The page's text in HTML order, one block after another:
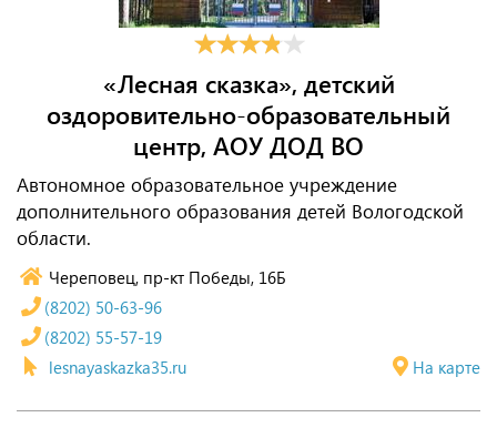
«Лесная сказка», детский
оздоровительно-образовательный
центр, АОУ ДОД ВО
Автономное образовательное учреждение
дополнительного образования детей Вологодской
области.
Череповец, пр-кт Победы, 16Б
На карте
(8202) 50-63-96
(8202) 55-57-19
lesnayaskazka35.ru